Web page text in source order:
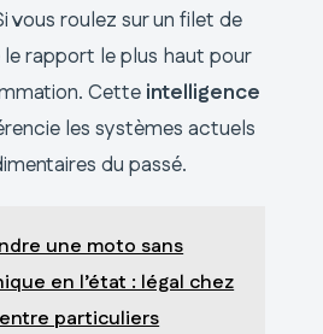
vous roulez sur un filet de
rapport le plus haut pour
Cette intelligence
les systèmes actuels
du passé.
une moto sans
en l’état : légal chez
particuliers